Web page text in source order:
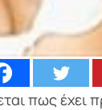
πως